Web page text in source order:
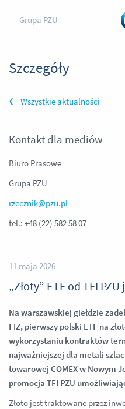
Grupa PZU
Szczegóły
Wszystkie aktualności
Kontakt dla mediów
Biuro Prasowe
Grupa PZU
rzecznik@pzu.pl
tel.: +48 (22) 582 58 07
11 maja 2026
„Złoty” ETF od TFI
Na warszawskiej giełdzie
FIZ, pierwszy polski ETF na
wykorzystaniu kontraktów
najważniejszej dla metali
towarowej COMEX w Nowym
promocja TFI PZU
Złoto jest traktowane przez